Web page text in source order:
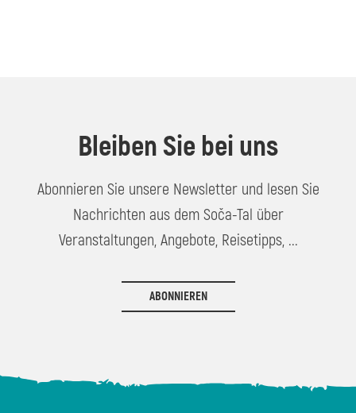
Bleiben Sie bei uns
Abonnieren Sie unsere Newsletter und lesen Sie
Nachrichten aus dem Soča-Tal über
Veranstaltungen, Angebote, Reisetipps, ...
ABONNIEREN